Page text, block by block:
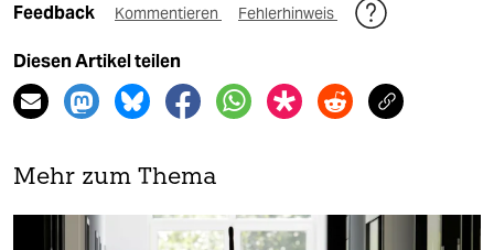
Feedback Kommentieren Fehlerhinweis
Diesen Artikel teilen
Mehr zum Thema